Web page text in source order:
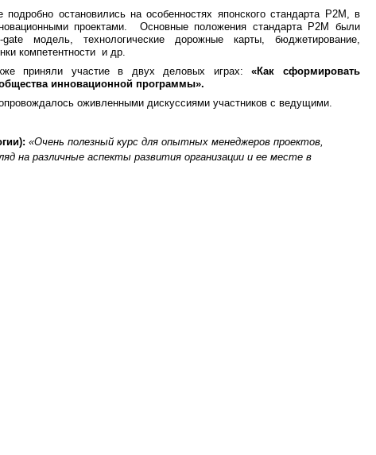
остановились на особенностях японского стандарта P2M, в
проектами. Основные положения стандарта P2M были
модель, технологические дорожные карты, бюджетирование,
компетентности и др.
приняли участие в двух деловых играх:«Как сформировать
инновационной программы».
оживленными дискуссиями участников с ведущими.
«Очень полезный курс для опытных менеджеров проектов,
на различные аспекты развития организации и ее месте в